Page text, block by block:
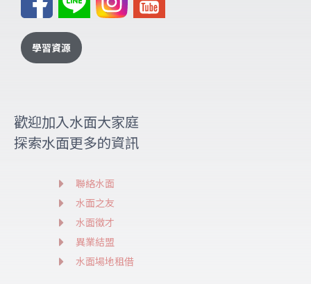
學習資源
歡迎加入水面大家庭
探索水面更多的資訊
聯絡水面
水面之友
水面徵才
異業結盟
水面場地租借